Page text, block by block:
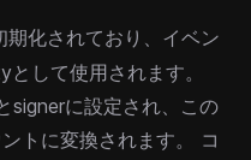
期化されており、イベン
して使用されます。
signerに設定され、この
トに変換されます。
コ